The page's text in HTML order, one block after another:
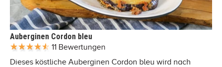
Auberginen Cordon bleu
11 Bewertungen
Dieses köstliche Auberginen Cordon bleu wird nach